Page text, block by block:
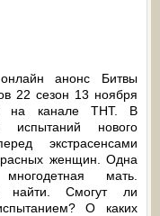
анонс Битвы
22 сезон 13 ноября
на канале ТНТ. В
нового
экстрасенсами
женщин. Одна
мать.
найти. Смогут ли
О каких